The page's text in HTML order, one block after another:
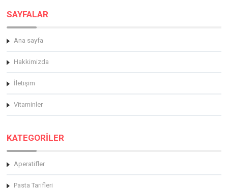
SAYFALAR
Ana sayfa
Hakkimizda
İletişim
Vitaminler
KATEGORİLER
Aperatifler
Pasta Tarifleri